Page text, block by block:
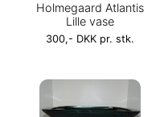
Holmegaard Atlantis
Lille vase
300,- DKK pr. stk.